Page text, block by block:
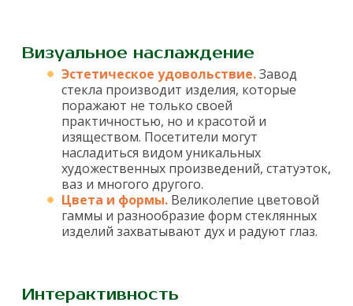
Визуальное наслаждение
Эстетическое удовольствие.Завод
стекла производит изделия, которые
поражают не только своей
практичностью, но и красотой и
изяществом. Посетители могут
насладиться видом уникальных
художественных произведений, статуэток,
ваз и многого другого.
Цвета и формы. Великолепие цветовой
гаммы и разнообразие форм стеклянных
изделий захватывают дух и радуют глаз.
Интерактивность